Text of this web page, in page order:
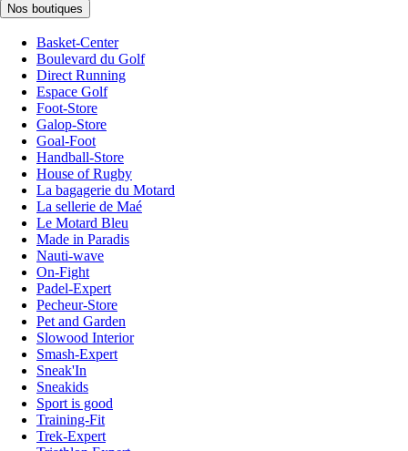
Nos boutiques
Basket-Center
Boulevard du Golf
Direct Running
Espace Golf
Foot-Store
Galop-Store
Goal-Foot
Handball-Store
House of Rugby
La bagagerie du Motard
La sellerie de Maé
Le Motard Bleu
Made in Paradis
Nauti-wave
On-Fight
Padel-Expert
Pecheur-Store
Pet and Garden
Slowood Interior
Smash-Expert
Sneak'In
Sneakids
Sport is good
Training-Fit
Trek-Expert